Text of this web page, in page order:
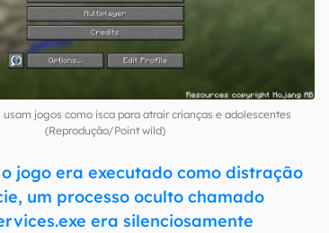
jogos como isca para atrair crianças e adolescentes
(Reprodução/Point wild)
o jogo era executado como distração
um processo oculto chamado
era silenciosamente